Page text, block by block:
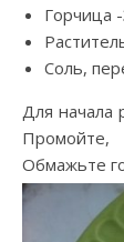
Горчица
Соль,
Для начала
Обмажьте